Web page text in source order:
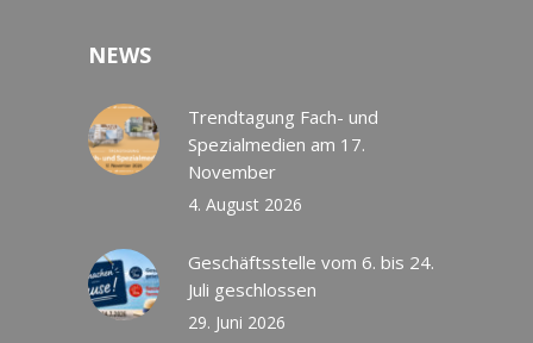
NEWS
Trendtagung Fach- und
Spezialmedien am 17.
November
4. August 2026
Geschäftsstelle vom 6. bis 24.
Juli geschlossen
29. Juni 2026